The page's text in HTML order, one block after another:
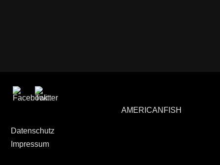
AMERICANFISH
Datenschutz
Impressum